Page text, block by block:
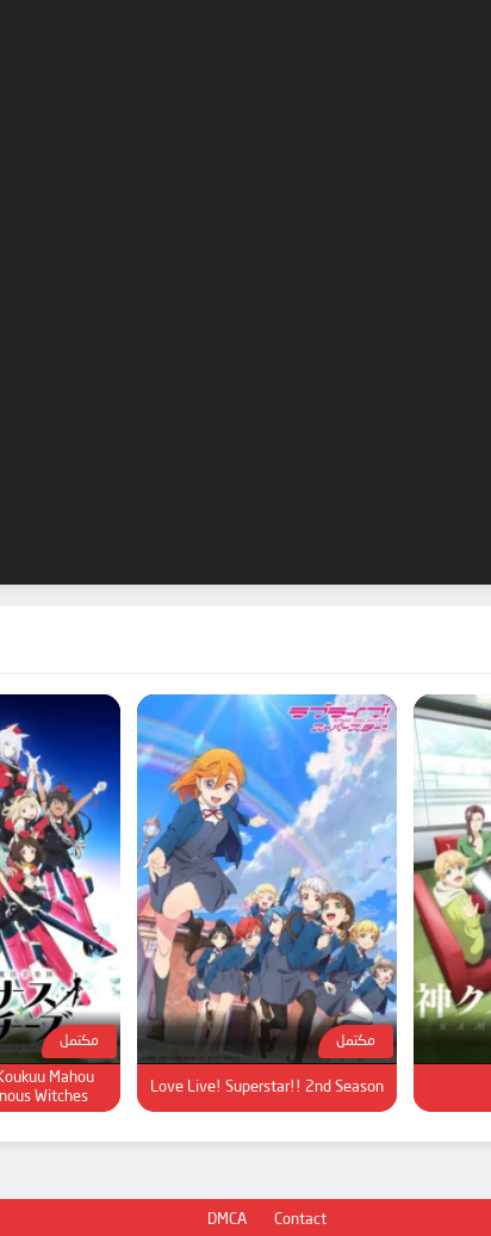
مكتمل
Love Live! Superstar!! 2nd Season
مكتمل
Mahou
Witches
DMCA Contact